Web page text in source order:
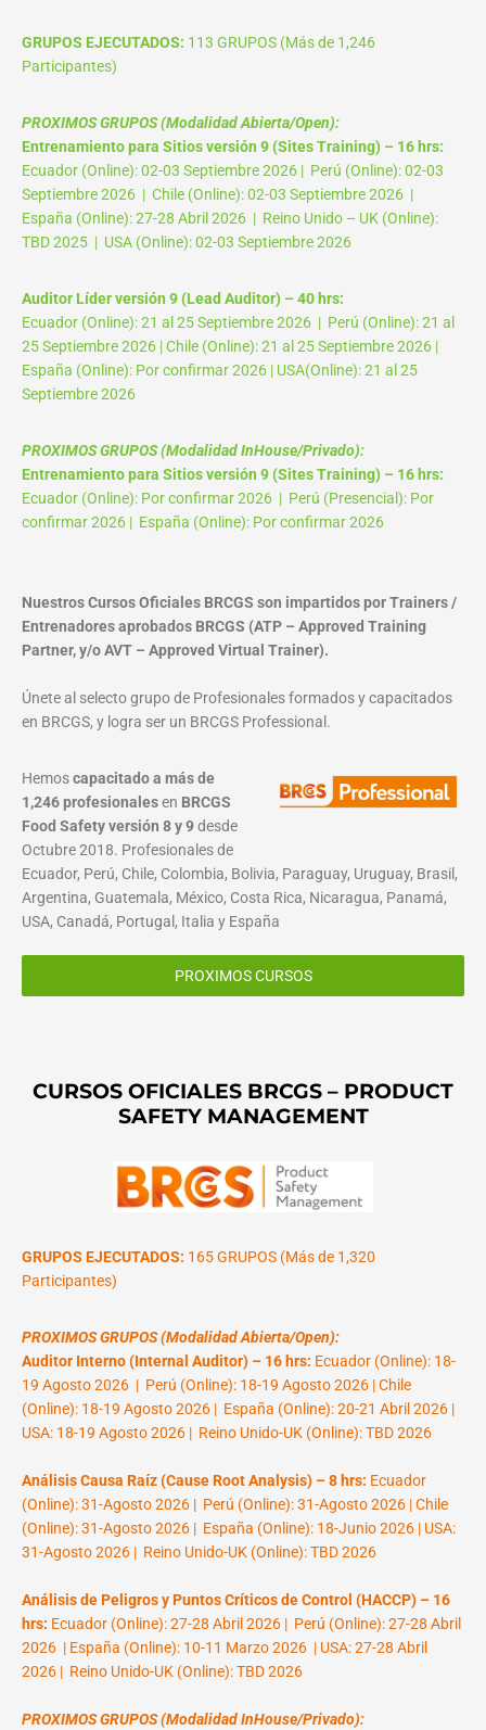
GRUPOS EJECUTADOS: 113 GRUPOS (Más de 1,246
Participantes)
PROXIMOS GRUPOS (Modalidad Abierta/Open):
Entrenamiento para Sitios versión 9 (Sites Training) – 16 hrs:
Ecuador (Online): 02-03 Septiembre 2026 | Perú (Online): 02-03
Septiembre 2026 | Chile (Online): 02-03 Septiembre 2026 |
España (Online): 27-28 Abril 2026 | Reino Unido – UK (Online):
TBD 2025 | USA (Online): 02-03 Septiembre 2026
Auditor Líder versión 9 (Lead Auditor) – 40 hrs:
Ecuador (Online): 21 al 25 Septiembre 2026 | Perú (Online): 21 al
25 Septiembre 2026 | Chile (Online): 21 al 25 Septiembre 2026 |
España (Online): Por confirmar 2026 | USA(Online): 21 al 25
Septiembre 2026
PROXIMOS GRUPOS (Modalidad InHouse/Privado):
Entrenamiento para Sitios versión 9 (Sites Training) – 16 hrs:
Ecuador (Online): Por confirmar 2026 | Perú (Presencial): Por
confirmar 2026 | España (Online): Por confirmar 2026
Nuestros Cursos Oficiales BRCGS son impartidos por Trainers /
Entrenadores aprobados BRCGS (ATP – Approved Training
Partner, y/o AVT – Approved Virtual Trainer).
Únete al selecto grupo de Profesionales formados y capacitados
en BRCGS, y logra ser un BRCGS Professional.
Hemoscapacitado a más de
1,246 profesionalesen BRCGS
Food Safety versión 8 y 9desde
Octubre 2018. Profesionales de
Ecuador, Perú, Chile, Colombia, Bolivia, Paraguay, Uruguay, Brasil,
Argentina, Guatemala, México, Costa Rica, Nicaragua, Panamá,
USA, Canadá, Portugal, Italia y España
PROXIMOS CURSOS
CURSOS OFICIALES BRCGS – PRODUCT
SAFETY MANAGEMENT
GRUPOS EJECUTADOS: 165 GRUPOS (Más de 1,320
Participantes)
PROXIMOS GRUPOS (Modalidad Abierta/Open):
Auditor Interno (Internal Auditor) – 16 hrs: Ecuador (Online): 18-
19 Agosto 2026 | Perú (Online): 18-19 Agosto 2026 | Chile
(Online): 18-19 Agosto 2026 | España (Online): 20-21 Abril 2026 |
USA: 18-19 Agosto 2026 | Reino Unido-UK (Online): TBD 2026
Análisis Causa Raíz (Cause Root Analysis) – 8 hrs: Ecuador
(Online): 31-Agosto 2026 | Perú (Online): 31-Agosto 2026 | Chile
(Online): 31-Agosto 2026 | España (Online): 18-Junio 2026 | USA:
31-Agosto 2026 | Reino Unido-UK (Online): TBD 2026
Análisis de Peligros y Puntos Críticos de Control (HACCP) – 16
hrs: Ecuador (Online): 27-28 Abril 2026 | Perú (Online): 27-28 Abril
2026 | España (Online): 10-11 Marzo 2026 | USA: 27-28 Abril
2026 | Reino Unido-UK (Online): TBD 2026
PROXIMOS GRUPOS (Modalidad InHouse/Privado):